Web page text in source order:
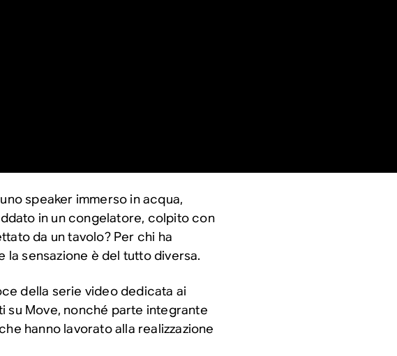
speaker immerso in acqua,
in un congelatore, colpito con
da un tavolo? Per chi ha
sensazione è del tutto diversa.
della serie video dedicata ai
Move, nonché parte integrante
hanno lavorato alla realizzazione